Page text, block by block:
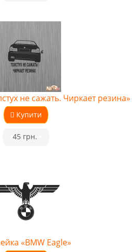
не сажать. Чиркает резина»
Купити
45 грн.
«BMW Eagle»